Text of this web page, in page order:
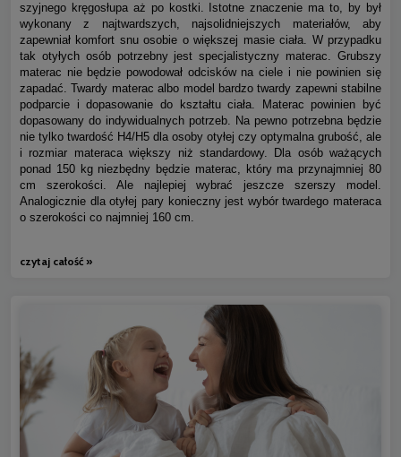
szyjnego kręgosłupa aż po kostki. Istotne znaczenie ma to, by był
wykonany z najtwardszych, najsolidniejszych materiałów, aby
zapewniał komfort snu osobie o większej masie ciała. W przypadku
tak otyłych osób potrzebny jest specjalistyczny materac. Grubszy
materac nie będzie powodował odcisków na ciele i nie powinien się
zapadać. Twardy materac albo model bardzo twardy zapewni stabilne
podparcie i dopasowanie do kształtu ciała. Materac powinien być
dopasowany do indywidualnych potrzeb. Na pewno potrzebna będzie
nie tylko twardość H4/H5 dla osoby otyłej czy optymalna grubość, ale
i rozmiar materaca większy niż standardowy. Dla osób ważących
ponad 150 kg niezbędny będzie materac, który ma przynajmniej 80
cm szerokości. Ale najlepiej wybrać jeszcze szerszy model.
Analogicznie dla otyłej pary konieczny jest wybór twardego materaca
o szerokości co najmniej 160 cm.
czytaj całość »